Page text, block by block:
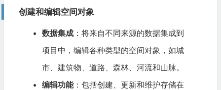
创建和编辑空间对象
数据集成：将来自不同来源的数据集成到
项目中，编辑各种类型的空间对象，如城
市、建筑物、道路、森林、河流和山脉。
编辑功能：包括创建、更新和维护存储在